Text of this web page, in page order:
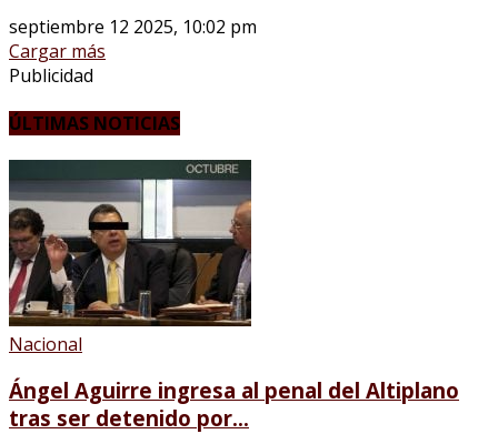
septiembre 12 2025, 10:02 pm
Cargar más
Publicidad
ÚLTIMAS NOTICIAS
Nacional
Ángel Aguirre ingresa al penal del Altiplano
tras ser detenido por...